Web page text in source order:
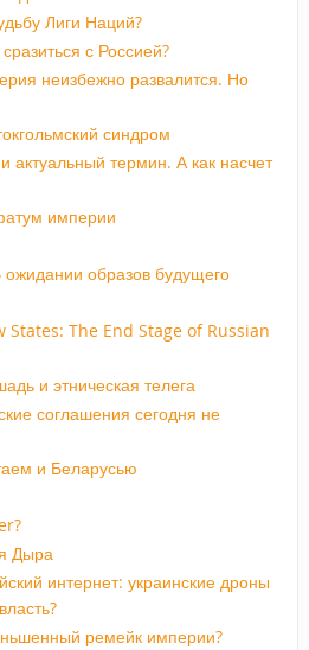
Лиги Наций?
с Россией?
неизбежно развалится. Но
синдром
актуальный термин. А как насчет
империи
образов будущего
States: The End Stage of Russian
и этническая телега
соглашения сегодня не
и Беларусью
Дыра
интернет: украинские дроны
ремейк империи?